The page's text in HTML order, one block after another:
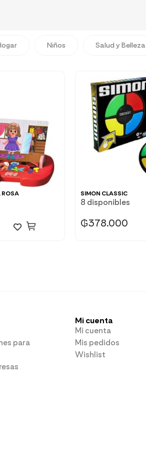
Niños Salud y Belleza
ROSA SIMON CLASSIC
8 disponibles
₲378.000
para
Mi cuenta
Mi cuenta
Mis pedidos
Wishlist